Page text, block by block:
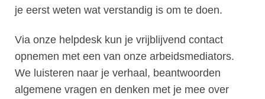
je eerst weten wat verstandig is om te doen.
Via onze helpdesk kun je vrijblijvend contact
opnemen met een van onze arbeidsmediators.
We luisteren naar je verhaal, beantwoorden
algemene vragen en denken met je mee over